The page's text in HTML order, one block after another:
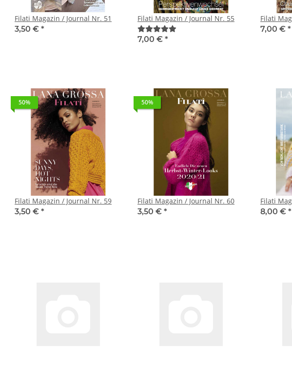
Filati Magazin / Journal Nr. 51
3,50 € *
Filati Magazin / Journal Nr. 55
7,00 € *
Filati
7,00 € *
50%
Filati Magazin / Journal Nr. 59
3,50 € *
50%
Filati Magazin / Journal Nr. 60
3,50 € *
Filati
8,00 € *